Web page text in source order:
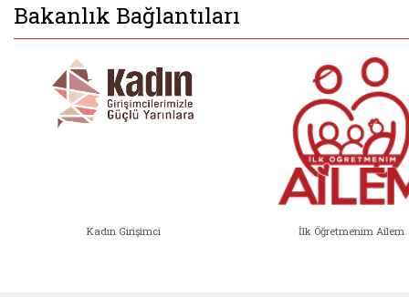
Bakanlık Bağlantıları
Kadın Girişimci İlk Öğretmenim Ailem